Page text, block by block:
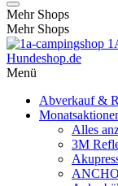
Mehr Shops
Mehr Shops
Hundeshop.de
Menü
Abverkauf &
Alles
3M